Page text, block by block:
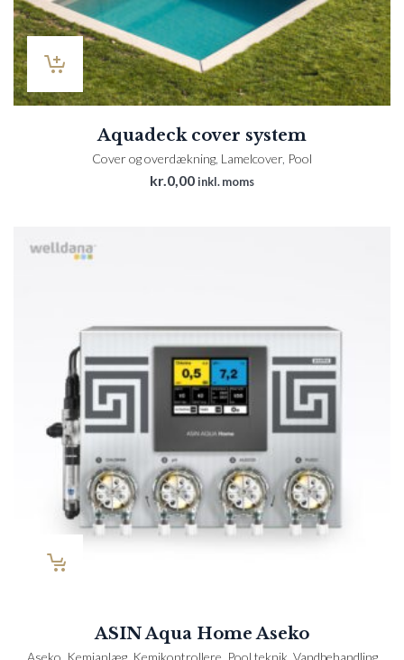
Aquadeck cover system
Cover og overdækning Lamelcover, Pool
kr.0,00inkl. moms
ASIN Aqua Home Aseko
Aseko Kemianlæg, Kemikontrollere Pool teknik Vandbehandling